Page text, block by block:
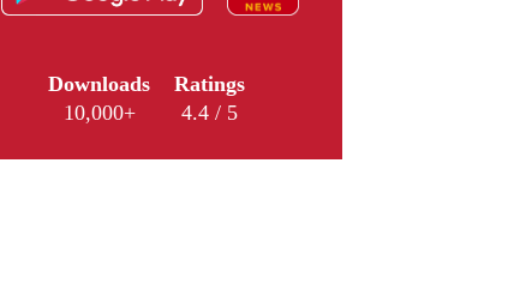
Downloads
10,000+
Ratings
4.4 / 5